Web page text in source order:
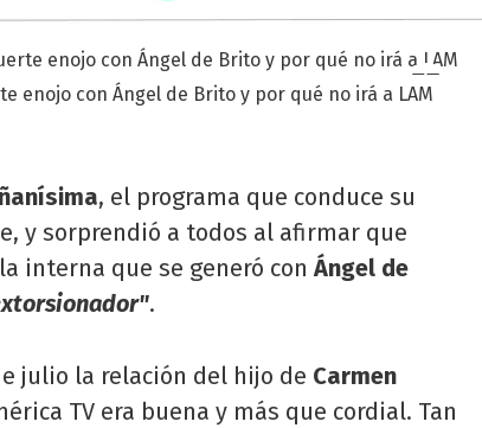
enojo con Ángel de Brito y por qué no irá a LAM
, el programa que conduce su
y sorprendió a todos al afirmar que
interna que se generó conÁngel de
.
julio la relación del hijo de Carmen
TV era buena y más que cordial. Tan